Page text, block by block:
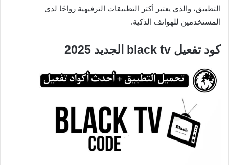
التطبيق، والذي يعتبر أكثر التطبيقات الترفيهية رواجًا لدى
المستخدمين للهواتف الذكية.
كود تفعيل black tv الجديد 2025